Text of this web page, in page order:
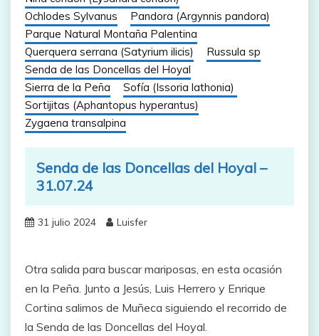
Ochlodes Sylvanus
Pandora (Argynnis pandora)
Parque Natural Montaña Palentina
Querquera serrana (Satyrium ilicis)
Russula sp
Senda de las Doncellas del Hoyal
Sierra de la Peña
Sofía (Issoria lathonia)
Sortijitas (Aphantopus hyperantus)
Zygaena transalpina
Senda de las Doncellas del Hoyal –
31.07.24
31 julio 2024 Luisfer
Otra salida para buscar mariposas, en esta ocasión
en la Peña. Junto a Jesús, Luis Herrero y Enrique
Cortina salimos de Muñeca siguiendo el recorrido de
la Senda de las Doncellas del Hoyal.